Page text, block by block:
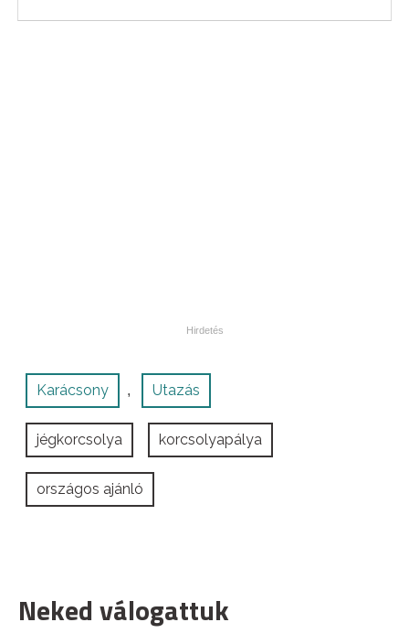
Karácsony , Utazás
jégkorcsolya korcsolyapálya
országos ajánló
Neked válogattuk